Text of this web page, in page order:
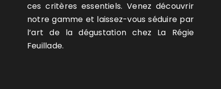
ces critères essentiels. Venez découvrir
notre gamme et laissez-vous séduire par
l’art de la dégustation chez La Régie
Feuillade.